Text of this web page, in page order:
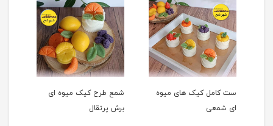
ست کامل کیک های میوه
ای شمعی
شمع طرح کیک میوه ای
برش پرتقال